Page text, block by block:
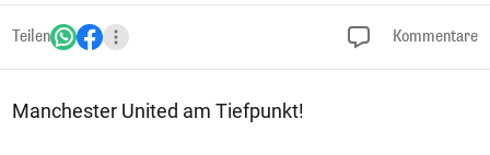
Teilen Kommentare
Manchester United am Tiefpunkt!